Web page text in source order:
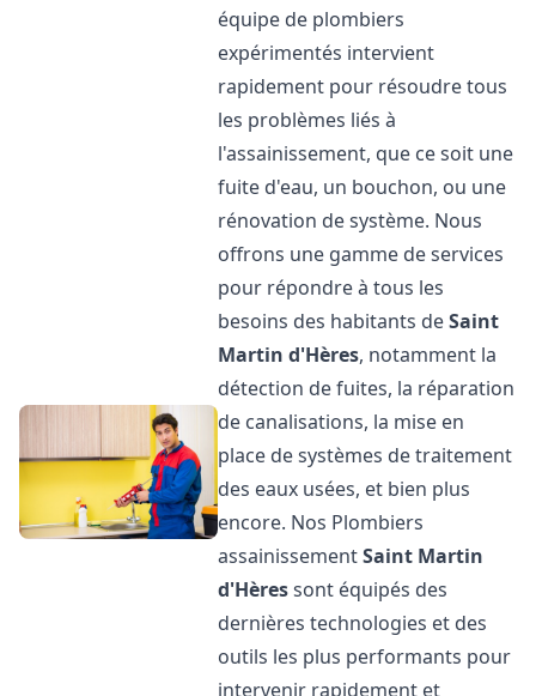
équipe de plombiers
expérimentés intervient
rapidement pour résoudre tous
les problèmes liés à
l'assainissement, que ce soit une
fuite d'eau, un bouchon, ou une
rénovation de système. Nous
offrons une gamme de services
pour répondre à tous les
besoins des habitants deSaint
Martin d'Hères, notamment la
détection de fuites, la réparation
de canalisations, la mise en
place de systèmes de traitement
des eaux usées, et bien plus
encore. Nos Plombiers
assainissementSaint Martin
d'Hèressont équipés des
dernières technologies et des
outils les plus performants pour
intervenir rapidement et